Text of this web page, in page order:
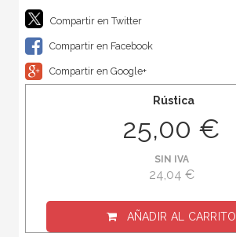
Compartir en Twitter
Compartir en Facebook
Compartir en Google+
Rústica
25,00 €
SIN IVA
24,04 €
AÑADIR AL CARRITO